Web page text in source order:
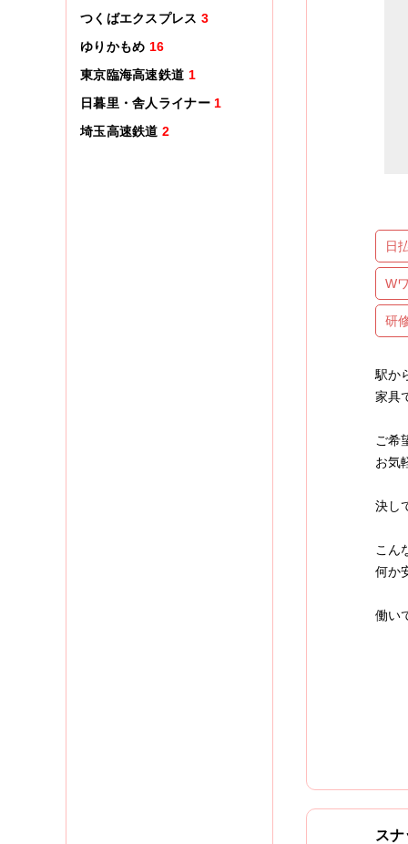
つくばエクスプレス 3
ゆりかもめ 16
東京臨海高速鉄道 1
日暮里・舎人ライナー 1
埼玉高速鉄道 2
日
W
研
駅か
家具
ご希
お気
決し
こん
何か
働い
ス